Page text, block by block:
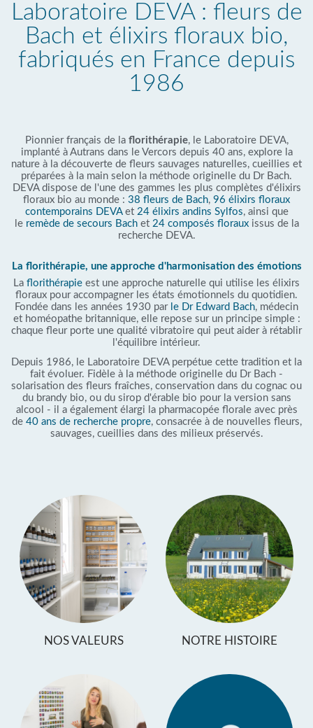
Laboratoire DEVA : fleurs de
Bach et élixirs floraux bio,
fabriqués en France depuis
1986
Pionnier français de la florithérapie, le Laboratoire DEVA,
implanté à Autrans dans le Vercors depuis 40 ans, explore la
nature à la découverte de fleurs sauvages naturelles, cueillies et
préparées à la main selon la méthode originelle du Dr Bach.
DEVA dispose de l'une des gammes les plus complètes d'élixirs
floraux bio au monde : 38 fleurs de Bach, 96 élixirs floraux
contemporains DEVAet 24 élixirs andins Sylfos, ainsi que
le remède de secours Bachet 24 composés florauxissus de la
recherche DEVA.
La florithérapie, une approche d'harmonisation des émotions
La florithérapie est une approche naturelle qui utilise les élixirs
floraux pour accompagner les états émotionnels du quotidien.
Fondée dans les années 1930 par le Dr Edward Bach, médecin
et homéopathe britannique, elle repose sur un principe simple :
chaque fleur porte une qualité vibratoire qui peut aider à rétablir
l'équilibre intérieur.
Depuis 1986, le Laboratoire DEVA perpétue cette tradition et la
fait évoluer. Fidèle à la méthode originelle du Dr Bach -
solarisation des fleurs fraîches, conservation dans du cognac ou
du brandy bio, ou du sirop d'érable bio pour la version sans
alcool - il a également élargi la pharmacopée florale avec près
de 40 ans de recherche propre, consacrée à de nouvelles fleurs,
sauvages, cueillies dans des milieux préservés.
NOS VALEURS NOTRE HISTOIRE